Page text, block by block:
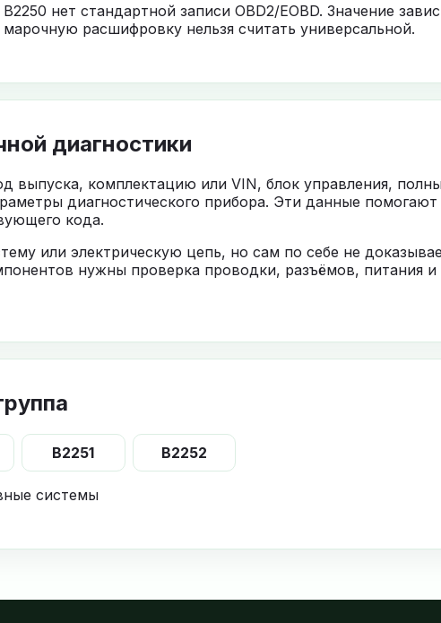
нет стандартной записи OBD2/EOBD. Значение
расшифровку нельзя считать универсальной.
диагностики
выпуска, комплектацию или VIN, блок управления,
диагностического прибора. Эти данные
кода.
или электрическую цепь, но сам по себе не
нужны проверка проводки, разъёмов, питания
B2251 B2252
системы